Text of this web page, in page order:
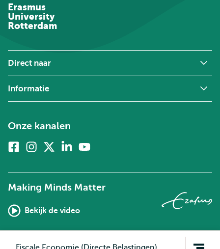
Erasmus
University
Rotterdam
Direct naar
Informatie
Onze kanalen
FacebookInstagram
twitter)
Linkedin
Making Minds Matter
Bekijk de video